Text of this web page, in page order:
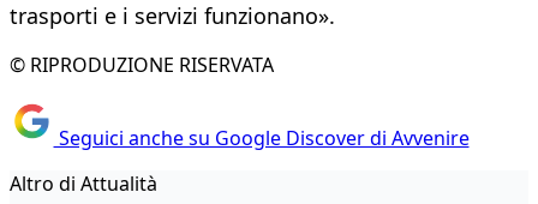
trasporti e i servizi funzionano».
© RIPRODUZIONE RISERVATA
Seguici anche su Google Discover di Avvenire
Altro di Attualità